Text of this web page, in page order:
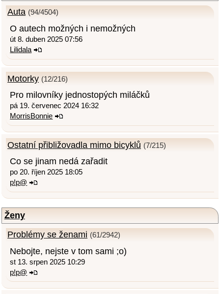
Auta (94/4504)
O autech možných i nemožných
út 8. duben 2025 07:56
Lilidala
Motorky (12/216)
Pro milovníky jednostopých miláčků
pá 19. červenec 2024 16:32
MorrisBonnie
Ostatní přibližovadla mimo bicyklů (7/215)
Co se jinam nedá zařadit
po 20. říjen 2025 18:05
p!p@
Ženy
Problémy se ženami (61/2942)
Nebojte, nejste v tom sami ;o)
st 13. srpen 2025 10:29
p!p@